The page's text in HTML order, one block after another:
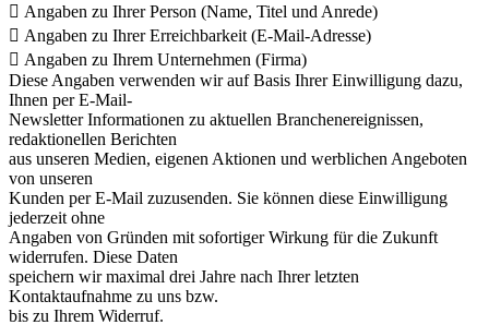
 Angaben zu Ihrer Person (Name, Titel und Anrede)
 Angaben zu Ihrer Erreichbarkeit (E-Mail-Adresse)
 Angaben zu Ihrem Unternehmen (Firma)
Diese Angaben verwenden wir auf Basis Ihrer Einwilligung dazu,
Ihnen per E-Mail-
Newsletter Informationen zu aktuellen Branchenereignissen,
redaktionellen Berichten
aus unseren Medien, eigenen Aktionen und werblichen Angeboten
von unseren
Kunden per E-Mail zuzusenden. Sie können diese Einwilligung
jederzeit ohne
Angaben von Gründen mit sofortiger Wirkung für die Zukunft
widerrufen. Diese Daten
speichern wir maximal drei Jahre nach Ihrer letzten
Kontaktaufnahme zu uns bzw.
bis zu Ihrem Widerruf.